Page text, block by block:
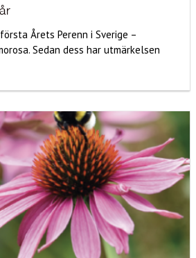
Årets Perenn i Sverige –
Sedan dess har utmärkelsen